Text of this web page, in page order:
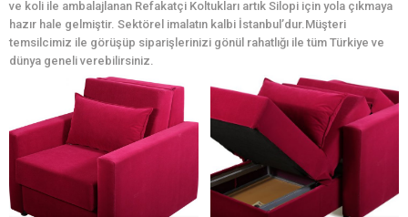
ve koli ile ambalajlanan Refakatçi Koltukları artık Silopi için yola çıkmaya
hazır hale gelmiştir. Sektörel imalatın kalbi İstanbul’dur.Müşteri
temsilcimiz ile görüşüp siparişlerinizi gönül rahatlığı ile tüm Türkiye ve
dünya geneli verebilirsiniz.